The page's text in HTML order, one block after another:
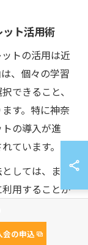
ト活用術
トの活用は近
、個々の学習
できること、
す。特に神奈
の導入が進
ています。
しては、まず
用することが
取り入れるこ
ポイントを客
会の申込